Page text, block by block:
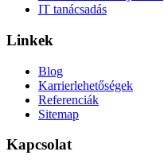
IT tanácsadás
Linkek
Blog
Karrierlehetőségek
Referenciák
Sitemap
Kapcsolat